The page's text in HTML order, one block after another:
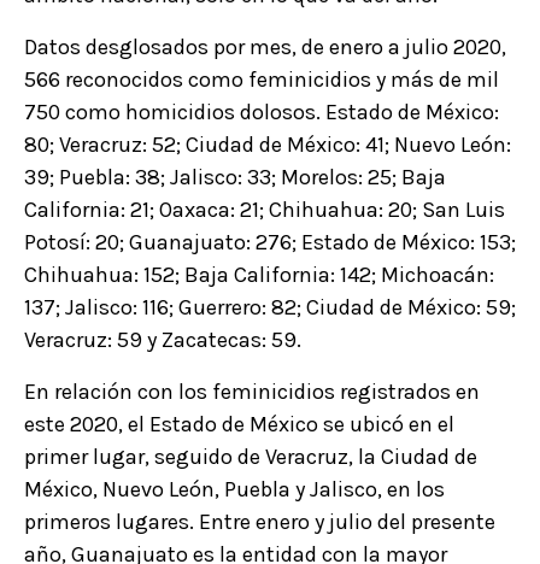
Datos desglosados por mes, de enero a julio 2020,
566 reconocidos como feminicidios y más de mil
750 como homicidios dolosos. Estado de México:
80; Veracruz: 52; Ciudad de México: 41; Nuevo León:
39; Puebla: 38; Jalisco: 33; Morelos: 25; Baja
California: 21; Oaxaca: 21; Chihuahua: 20; San Luis
Potosí: 20; Guanajuato: 276; Estado de México: 153;
Chihuahua: 152; Baja California: 142; Michoacán:
137; Jalisco: 116; Guerrero: 82; Ciudad de México: 59;
Veracruz: 59 y Zacatecas: 59.
En relación con los feminicidios registrados en
este 2020, el Estado de México se ubicó en el
primer lugar, seguido de Veracruz, la Ciudad de
México, Nuevo León, Puebla y Jalisco, en los
primeros lugares. Entre enero y julio del presente
año, Guanajuato es la entidad con la mayor